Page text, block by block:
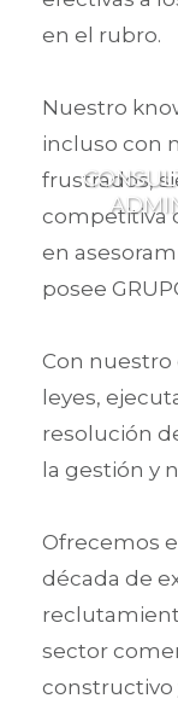
en el rubro.
Nuestro
incluso con
frustrados,
competitiva
en
posee
Con nuestro
leyes,
resolución
la gestión y
Ofrecemos
década de
sector
constructivo